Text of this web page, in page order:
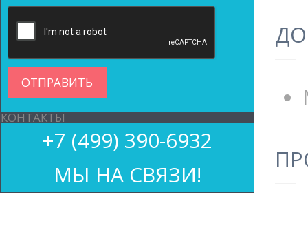
КОНТАКТЫ
+7 (499) 390-6932
МЫ НА СВЯЗИ!